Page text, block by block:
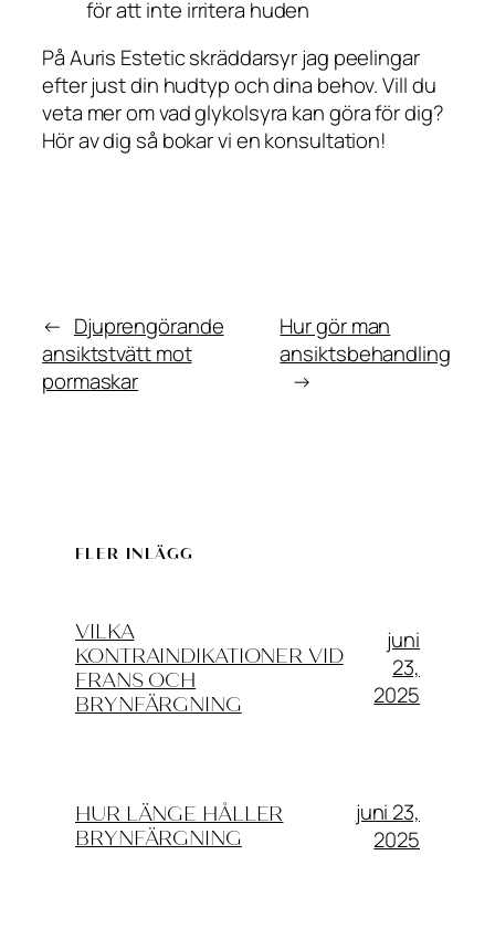
för att inte irritera huden
På Auris Estetic skräddarsyr jag peelingar
efter just din hudtyp och dina behov. Vill du
veta mer om vad glykolsyra kan göra för dig?
Hör av dig så bokar vi en konsultation!
← Djuprengörande
ansiktstvätt mot
pormaskar
Hur gör man
ansiktsbehandling
→
FLER INLÄGG
VILKA
KONTRAINDIKATIONER VID
FRANS OCH
BRYNFÄRGNING
juni
23,
2025
HUR LÄNGE HÅLLER
BRYNFÄRGNING
juni 23,
2025